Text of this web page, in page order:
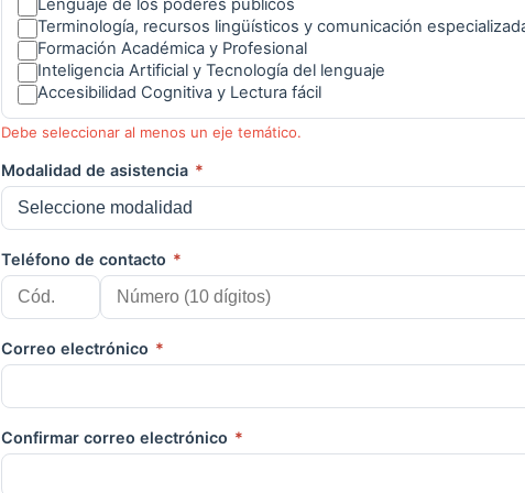
Lenguaje de los poderes públicos
Terminología, recursos lingüísticos y comunicación
Formación Académica y Profesional
Inteligencia Artificial y Tecnología del lenguaje
Accesibilidad Cognitiva y Lectura fácil
Debe seleccionar al menos un eje temático.
Modalidad de asistencia *
Teléfono de contacto *
Correo electrónico *
Confirmar correo electrónico *